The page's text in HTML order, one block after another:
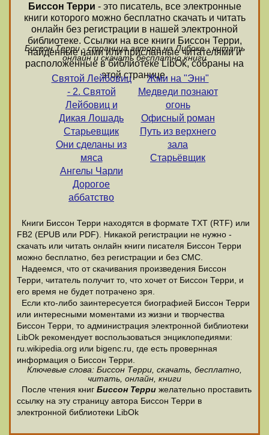
Биссон Терри - это писатель, все электронные
книги которого можно бесплатно скачать и читать
онлайн без регистрации в нашей электронной
библиотеке. Ссылки на все книги Биссон Терри,
найденные нами или присланные читателями и
расположенные в библиотеке LibOk, собраны на
этой странице.
Биссон Терри - страница автора на Либоке - читать
онлайн и скачать бесплатно книги
Святой Лейбовиц
- 2. Святой
Лейбовиц и
Дикая Лошадь
Старьевщик
Они сделаны из
мяса
Ангелы Чарли
Дорогое
аббатство
Жми на "Энн"
Медведи познают
огонь
Офисный роман
Путь из верхнего
зала
Старьёвщик
Книги Биссон Терри находятся в формате ТХТ (RTF) или
FB2 (EPUB или PDF). Никакой регистрации не нужно -
скачать или читать онлайн книги писателя Биссон Терри
можно бесплатно, без регистрации и без СМС.
Надеемся, что от скачивания произведения Биссон
Терри, читатель получит то, что хочет от Биссон Терри, и
его время не будет потрачено зря.
Если кто-либо заинтересуется биографией Биссон Терри
или интересными моментами из жизни и творчества
Биссон Терри, то администрация электронной библиотеки
LibOk рекомендует воспользоваться энциклопедиями:
ru.wikipedia.org или bigenc.ru, где есть провернная
информация о Биссон Терри.
Ключевые слова: Биссон Терри, скачать, бесплатно,
читать, онлайн, книги
После чтения книг Биссон Терри желательно проставить
ссылку на эту страницу автора Биссон Терри в
электронной библиотеки LibOk